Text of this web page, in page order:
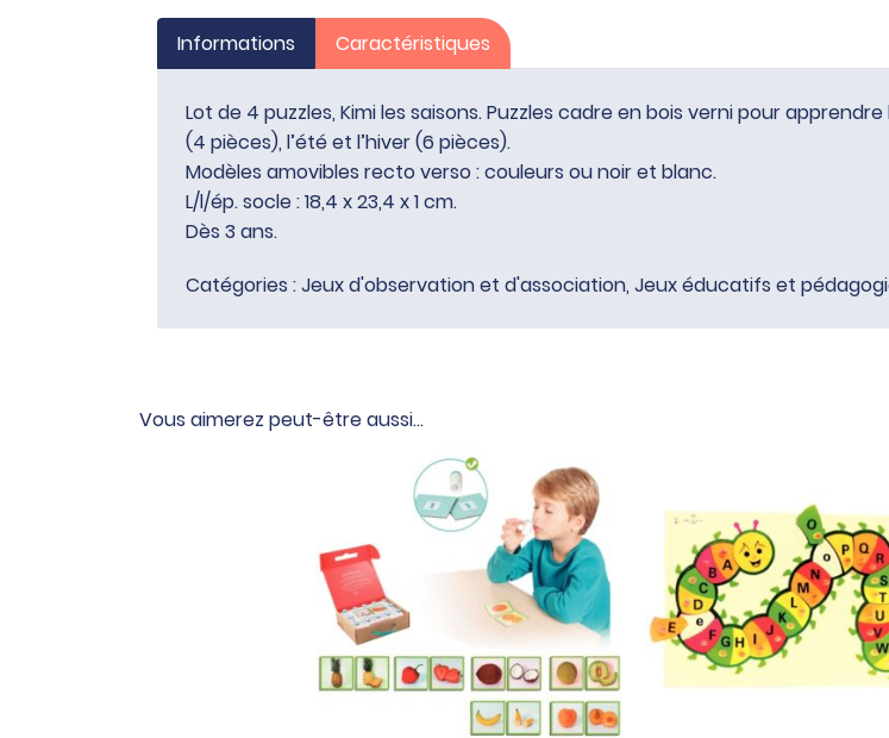
Informations Caractéristiques
Lot de 4 puzzles, Kimi les saisons. Puzzles cadre en bois verni pour
(4 pièces), l’été et l’hiver (6 pièces).
Modèles amovibles recto verso : couleurs ou noir et blanc.
L/l/ép. socle : 18,4 x 23,4 x 1 cm.
Dès 3 ans.
Catégories :Jeux d'observation et d'association, Jeux éducatifs et
Vous aimerez peut-être aussi…